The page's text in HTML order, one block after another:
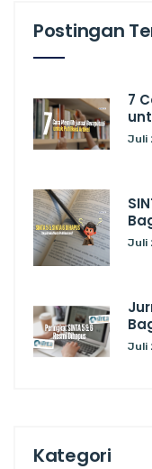
Postingan
7
Juli
Juli
Juli
Kategori